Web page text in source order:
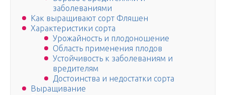
заболеваниями
Как выращивают сорт Фляшен
Характеристики сорта
Урожайность и плодоношение
Область применения плодов
Устойчивость к заболеваниям и
вредителям
Достоинства и недостатки сорта
Выращивание